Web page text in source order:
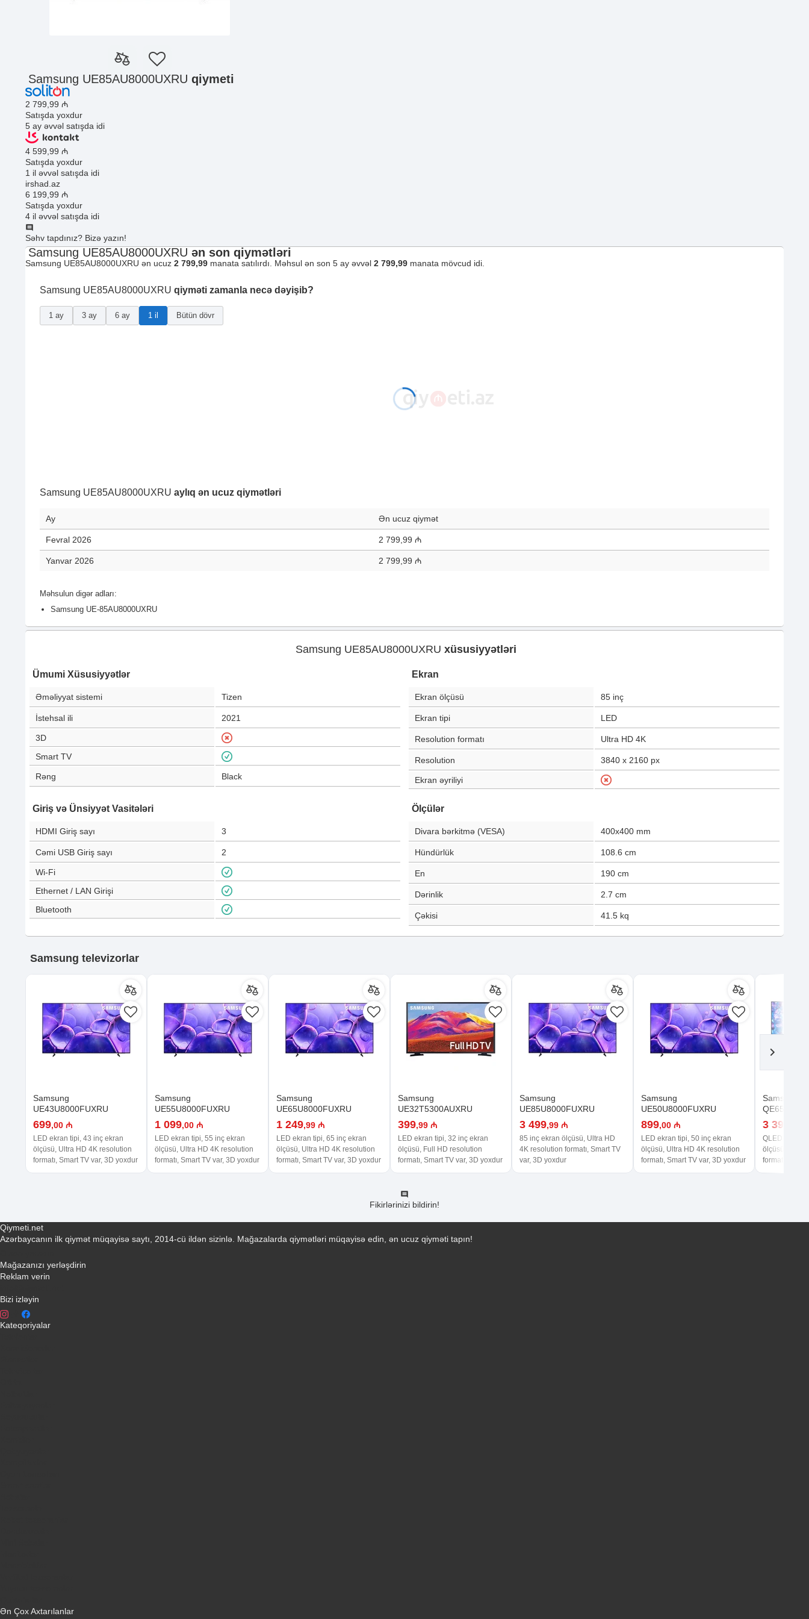
Samsung UE85AU8000UXRU qiymeti
2 799 ,99 ₼
Satışda yoxdur
5 ay əvvəl satışda idi
4 599 ,99 ₼
Satışda yoxdur
1 il əvvəl satışda idi
irshad.az
6 199 ,99 ₼
Satışda yoxdur
4 il əvvəl satışda idi
Səhv tapdınız? Bizə yazın!
Samsung UE85AU8000UXRU ən son qiymətləri
Samsung UE85AU8000UXRU ən ucuz 2 799,99 manata satılırdı. Məhsul ən son 5 ay əvvəl 2 799,99 manata mövcud idi.
Samsung UE85AU8000UXRU qiyməti zamanla necə dəyişib?
1 ay 3 ay 6 ay 1 il Bütün dövr
Samsung UE85AU8000UXRU aylıq ən ucuz qiymətləri
Ay Ən ucuz qiymət
Fevral 2026 2 799,99 ₼
Yanvar 2026 2 799,99 ₼
Məhsulun digər adları:
Samsung UE-85AU8000UXRU
Samsung UE85AU8000UXRU xüsusiyyətləri
Ümumi Xüsusiyyətlər
Əməliyyat sistemi Tizen
İstehsal ili 2021
3D
Smart TV
Rəng Black
Ekran
Ekran ölçüsü 85 inç
Ekran tipi LED
Resolution formatı Ultra HD 4K
Resolution 3840 x 2160 px
Ekran əyriliyi
Giriş və Ünsiyyət Vasitələri
HDMI Giriş sayı 3
Cəmi USB Giriş sayı 2
Wi-Fi
Ethernet / LAN Girişi
Bluetooth
Ölçülər
Divara bərkitmə (VESA) 400x400 mm
Hündürlük 108.6 cm
En 190 cm
Dərinlik 2.7 cm
Çəkisi 41.5 kq
Samsung televizorlar
Samsung
UE43U8000FUXRU
699,00 ₼
LED ekran tipi, 43 inç ekran
ölçüsü, Ultra HD 4K resolution
formatı, Smart TV var, 3D yoxdur
Samsung
UE55U8000FUXRU
1 099,00 ₼
LED ekran tipi, 55 inç ekran
ölçüsü, Ultra HD 4K resolution
formatı, Smart TV var, 3D yoxdur
Samsung
UE65U8000FUXRU
1 249,99 ₼
LED ekran tipi, 65 inç ekran
ölçüsü, Ultra HD 4K resolution
formatı, Smart TV var, 3D yoxdur
Samsung
UE32T5300AUXRU
399,99 ₼
LED ekran tipi, 32 inç ekran
ölçüsü, Full HD resolution
formatı, Smart TV var, 3D yoxdur
Samsung
UE85U8000FUXRU
3 499,99 ₼
85 inç ekran ölçüsü, Ultra HD
4K resolution formatı, Smart TV
var, 3D yoxdur
Samsung
UE50U8000FUXRU
899,00 ₼
LED ekran tipi, 50 inç ekran
ölçüsü, Ultra HD 4K resolution
formatı, Smart TV var, 3D yoxdur
Samsung
3 399
QLED ekran
ölçüsü, Ultra
formatı,
Fikirlərinizi bildirin!
Qiymeti.net
Azərbaycanın ilk qiymət müqayisə saytı, 2014-cü ildən sizinlə. Mağazalarda qiymətləri müqayisə edin, ən ucuz qiyməti tapın!
Mağazanızı yerləşdirin
Reklam verin
Bizi izləyin
Kateqoriyalar
Ən Çox Axtarılanlar